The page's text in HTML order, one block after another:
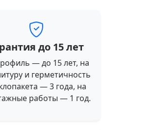
до 15 лет
— до 15 лет, на
и герметичность
— 3 года, на
работы — 1 год.